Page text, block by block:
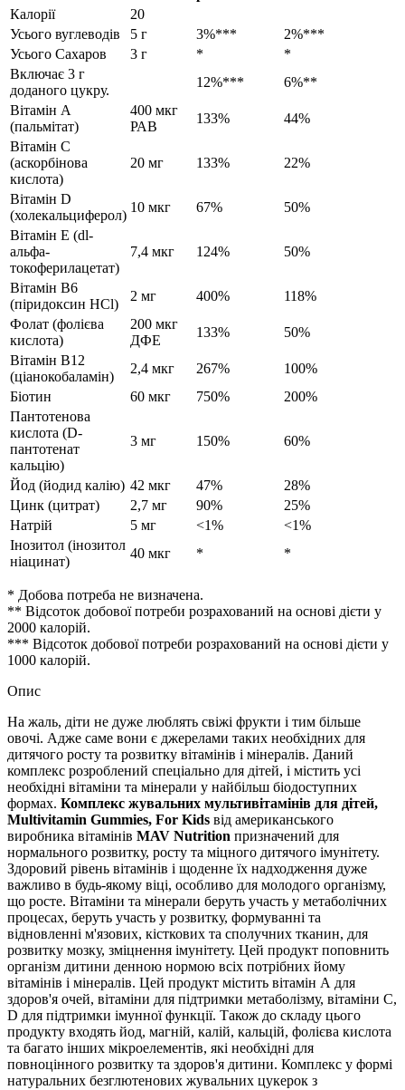
Калорії
20
Усього вуглеводів
5 г 3%***
2%***
Усього Сахаров
3 г *
*
Включає 3 г
доданого цукру.
12%***
6%**
Вітамін А
(пальмітат)
400 мкг
РАВ
133%
44%
Вітамін С
(аскорбінова
кислота)
20 мг 133% 22%
Вітамін D
(холекальциферол)
10 мкг 67%
50%
Вітамін Е (dl-
альфа-
токоферилацетат)
7,4 мкг 124% 50%
Вітамін B6
(піридоксин HCl)
2 мг 400%
118%
Фолат (фолієва
кислота)
200 мкг
ДФЕ
133%
50%
Вітамін B12
(ціанокобаламін)
2,4 мкг 267%
100%
Біотин
60 мкг 750%
200%
Пантотенова
кислота (D-
пантотенат
кальцію)
3 мг 150% 60%
Йод (йодид калію) 42 мкг 47%
28%
Цинк (цитрат)
2,7 мг 90%
25%
Натрій
5 мг <1%
<1%
Інозитол (інозитол
ніацинат)
40 мкг * *
* Добова потреба не визначена.
** Відсоток добової потреби розрахований на основі дієти у
2000 калорій.
*** Відсоток добової потреби розрахований на основі дієти у
1000 калорій.
Опис
На жаль, діти не дуже люблять свіжі фрукти і тим більше
овочі. Адже саме вони є джерелами таких необхідних для
дитячого росту та розвитку вітамінів і мінералів. Даний
комплекс розроблений спеціально для дітей, і містить усі
необхідні вітаміни та мінерали у найбільш біодоступних
формах. Комплекс жувальних мультивітамінів для дітей,
Multivitamin Gummies, For Kids від американського
виробника вітамінів MAV Nutrition призначений для
нормального розвитку, росту та міцного дитячого імунітету.
Здоровий рівень вітамінів і щоденне їх надходження дуже
важливо в будь-якому віці, особливо для молодого організму,
що росте. Вітаміни та мінерали беруть участь у метаболічних
процесах, беруть участь у розвитку, формуванні та
відновленні м'язових, кісткових та сполучних тканин, для
розвитку мозку, зміцнення імунітету. Цей продукт поповнить
організм дитини денною нормою всіх потрібних йому
вітамінів і мінералів. Цей продукт містить вітамін А для
здоров'я очей, вітаміни для підтримки метаболізму, вітаміни С,
D для підтримки імунної функції. Також до складу цього
продукту входять йод, магній, калій, кальцій, фолієва кислота
та багато інших мікроелементів, які необхідні для
повноцінного розвитку та здоров'я дитини. Комплекс у формі
натуральних безглютенових жувальних цукерок з